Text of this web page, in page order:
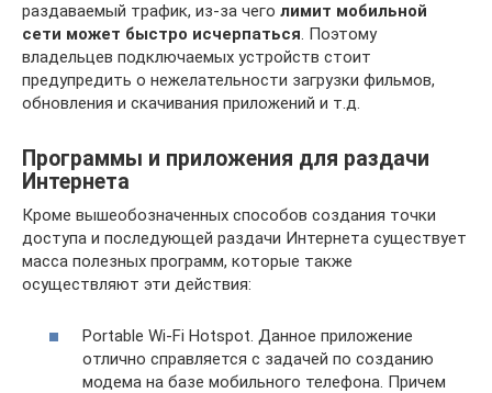
раздаваемый трафик, из-за чего лимит мобильной
сети может быстро исчерпаться. Поэтому
владельцев подключаемых устройств стоит
предупредить о нежелательности загрузки фильмов,
обновления и скачивания приложений и т.д.
Программы и приложения для раздачи
Интернета
Кроме вышеобозначенных способов создания точки
доступа и последующей раздачи Интернета существует
масса полезных программ, которые также
осуществляют эти действия:
Portable Wi-Fi Hotspot. Данное приложение
отлично справляется с задачей по созданию
модема на базе мобильного телефона. Причем